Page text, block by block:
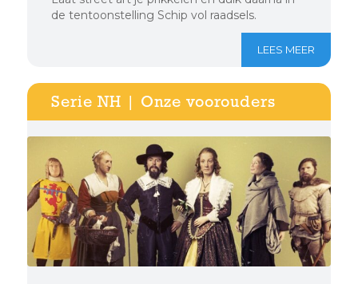
de tentoonstelling Schip vol raadsels.
LEES MEER
Serie NH | Onze voorouders